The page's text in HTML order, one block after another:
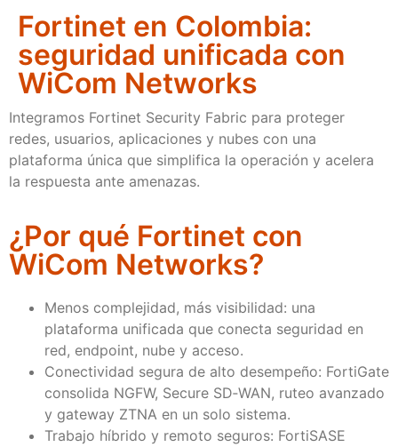
Fortinet en Colombia:
seguridad unificada con
WiCom Networks
Integramos Fortinet Security Fabric para proteger
redes, usuarios, aplicaciones y nubes con una
plataforma única que simplifica la operación y acelera
la respuesta ante amenazas.
¿Por qué Fortinet con
WiCom Networks?
Menos complejidad, más visibilidad: una
plataforma unificada que conecta seguridad en
red, endpoint, nube y acceso.
Conectividad segura de alto desempeño: FortiGate
consolida NGFW, Secure SD‑WAN, ruteo avanzado
y gateway ZTNA en un solo sistema.
Trabajo híbrido y remoto seguros: FortiSASE